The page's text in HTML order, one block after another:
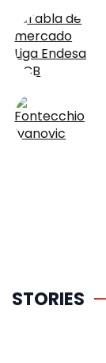
STORIES
El gran
proyecto de